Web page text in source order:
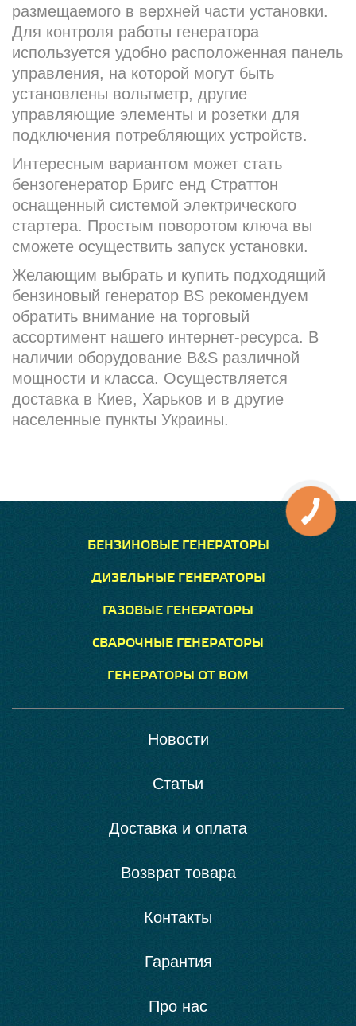
размещаемого в верхней части установки.
Для контроля работы генератора
используется удобно расположенная панель
управления, на которой могут быть
установлены вольтметр, другие
управляющие элементы и розетки для
подключения потребляющих устройств.
Интересным вариантом может стать
бензoгенератор Бригс енд Страттон
оснащенный системой электрического
стартера. Простым поворотом ключа вы
сможете осуществить запуск установки.
Желающим выбрать и купить подходящий
бензиновый генератор BS рекомендуем
обратить внимание на торговый
ассортимент нашего интернет-ресурса. В
наличии оборудование B&S различной
мощности и класса. Осуществляется
доставка в Киев, Харьков и в другие
населенные пункты Украины.
БЕНЗИНОВЫЕ ГЕНЕРАТОРЫ
ДИЗЕЛЬНЫЕ ГЕНЕРАТОРЫ
ГАЗОВЫЕ ГЕНЕРАТОРЫ
СВАРОЧНЫЕ ГЕНЕРАТОРЫ
ГЕНЕРАТОРЫ ОТ ВОМ
Новости
Статьи
Доставка и оплата
Возврат товара
Контакты
Гарантия
Про нас